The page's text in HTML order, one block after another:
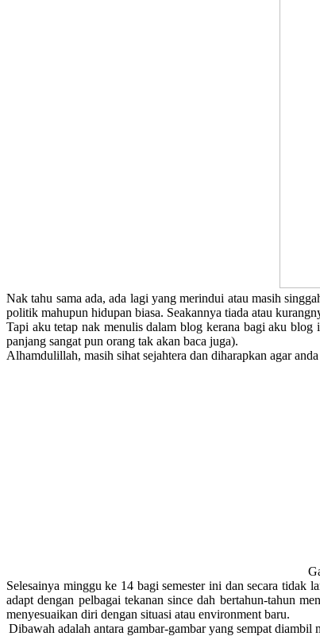
Nak tahu sama ada, ada lagi yang merindui atau masih
politik mahupun hidupan biasa. Seakannya tiada atau
Tapi aku tetap nak menulis dalam blog kerana bagi aku
panjang sangat pun orang tak akan baca juga).
Alhamdulillah, masih sihat sejahtera dan diharapkan agar
Selesainya minggu ke 14 bagi semester ini dan secara
adapt dengan pelbagai tekanan since dah bertahun-tahun
menyesuaikan diri dengan situasi atau environment baru.
Dibawah adalah antara gambar-gambar yang sempat